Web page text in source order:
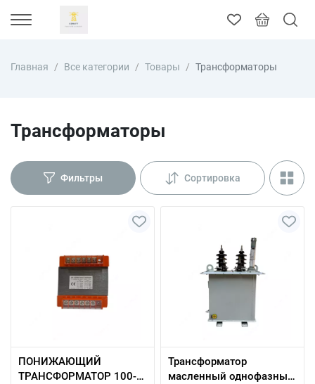
Главная Все категории Товары Трансформаторы
Трансформаторы
Фильтры Сортировка
ПОНИЖАЮЩИЙ
ТРАНСФОРМАТОР 100-
Трансформатор
масленный однофазный